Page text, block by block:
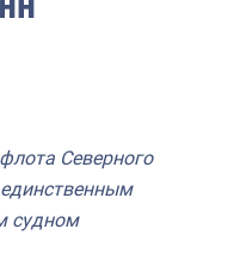
Северного
судном